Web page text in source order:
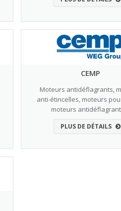
CEMP
Moteurs antidéflagrants,
anti-étincelles, moteurs
moteurs
PLUS DE DÉTAILS